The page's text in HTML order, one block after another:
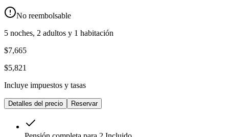
No reembolsable
5 noches, 2 adultos y 1 habitación
$7,665
$5,821
Incluye impuestos y tasas
Detalles del precio Reservar